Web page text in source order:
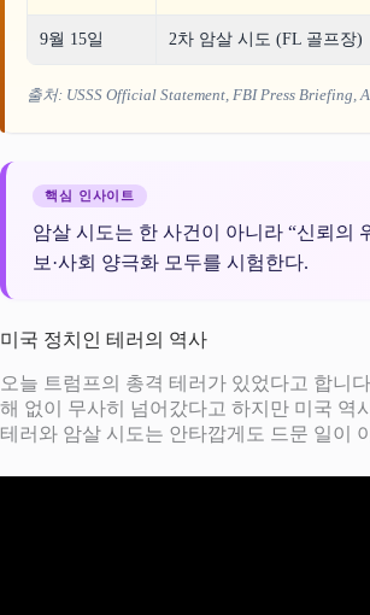
9월 15일 2차 암살 시도 (FL 골프장)
출처: USSS Official Statement, FBI Press Briefing,
핵심 인사이트
암살 시도는 한 사건이 아니라 “신뢰의
보·사회 양극화 모두를 시험한다.
미국 정치인 테러의 역사
오늘 트럼프의 총격 테러가 있었다고 합니
해 없이 무사히 넘어갔다고 하지만 미국 역
테러와 암살 시도는 안타깝게도 드문 일이